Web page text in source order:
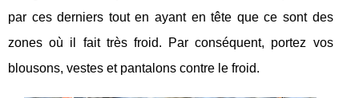
par ces derniers tout en ayant en tête que ce sont des
zones où il fait très froid. Par conséquent, portez vos
blousons, vestes et pantalons contre le froid.